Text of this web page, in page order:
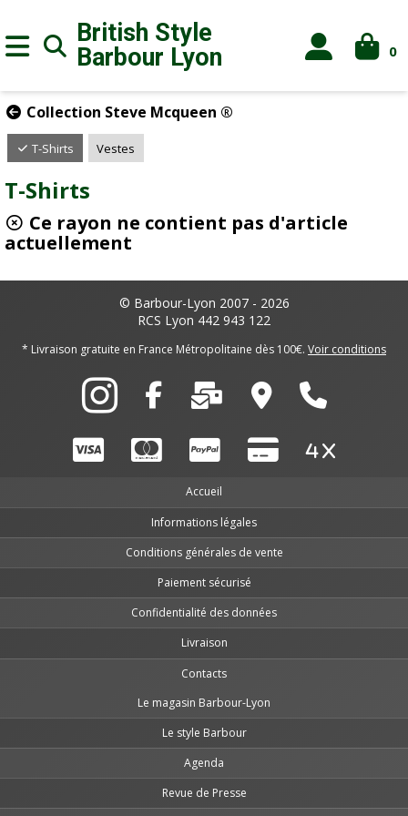
British Style
Barbour Lyon 0
Collection Steve Mcqueen ®
T-Shirts Vestes
T-Shirts
Ce rayon ne contient pas d'article
actuellement
© Barbour-Lyon 2007 - 2026
RCS Lyon 442 943 122
* Livraison gratuite en France Métropolitaine dès 100€. Voir conditions
Accueil
Informations légales
Conditions générales de vente
Paiement sécurisé
Confidentialité des données
Livraison
Contacts
Le magasin Barbour-Lyon
Le style Barbour
Agenda
Revue de Presse